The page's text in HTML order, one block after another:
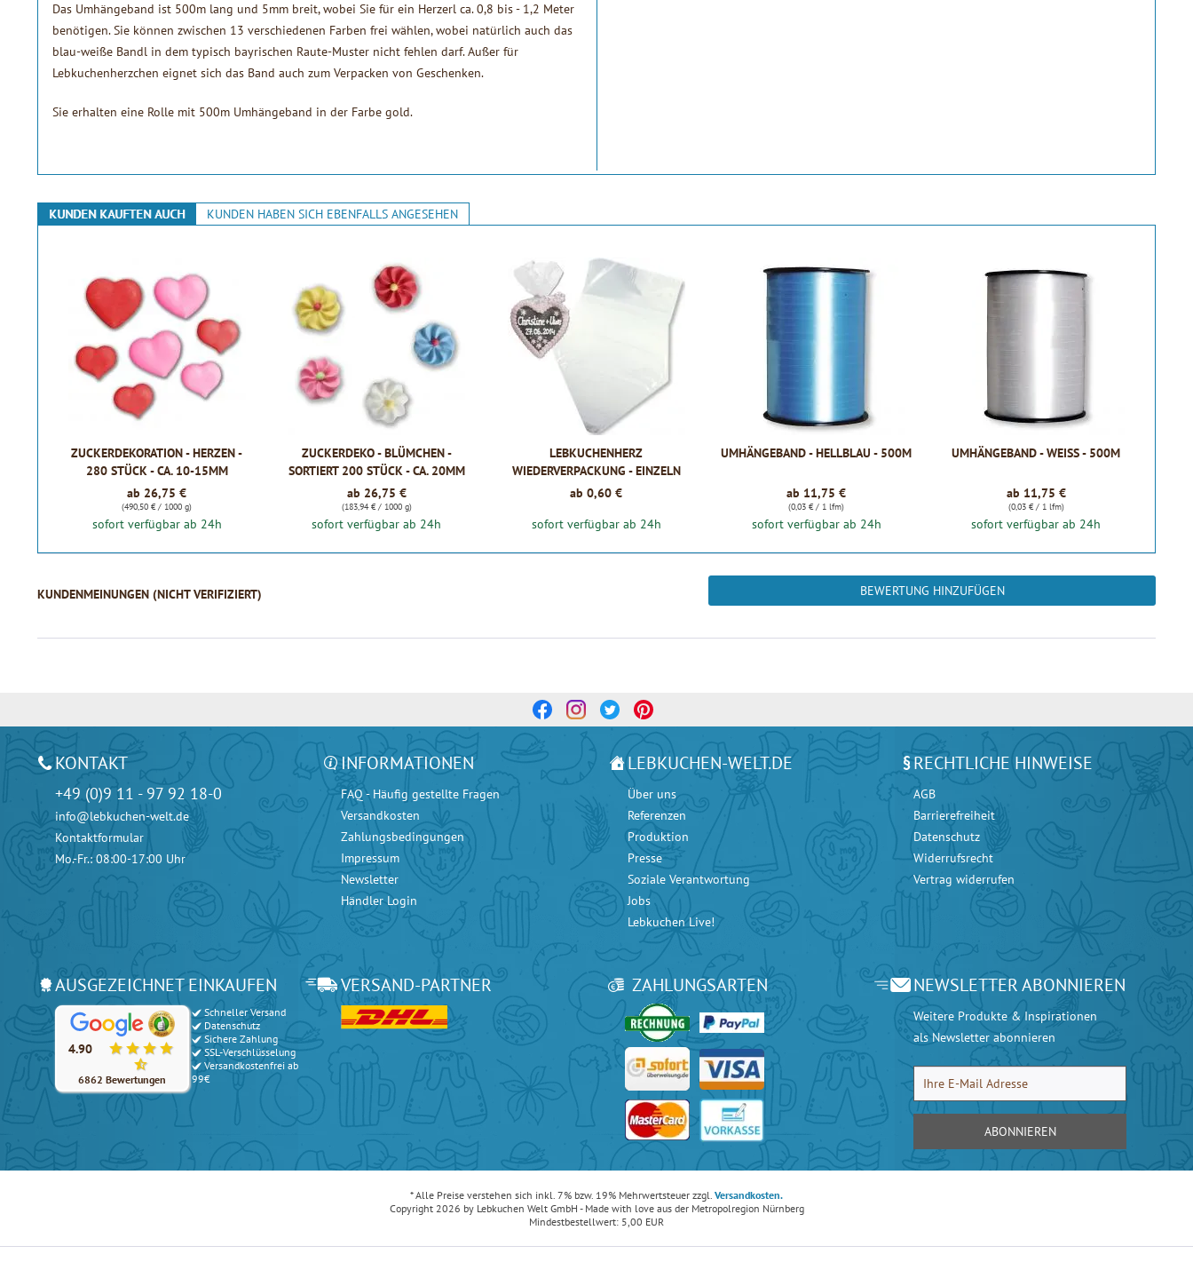
Das Umhängeband ist 500m lang und 5mm breit, wobei Sie für ein Herzerl ca. 0,8 bis - 1,2 Meter
benötigen. Sie können zwischen 13 verschiedenen Farben frei wählen, wobei natürlich auch das
blau-weiße Bandl in dem typisch bayrischen Raute-Muster nicht fehlen darf. Außer für
Lebkuchenherzchen eignet sich das Band auch zum Verpacken von Geschenken.
Sie erhalten eine Rolle mit 500m Umhängeband in der Farbe gold.
KUNDEN KAUFTEN AUCH KUNDEN HABEN SICH EBENFALLS ANGESEHEN
ZUCKERDEKORATION - HERZEN -
280 STÜCK - CA. 10-15MM
ab 26,75 €
(490,50 € / 1000 g)
sofort verfügbar ab 24h
ZUCKERDEKO - BLÜMCHEN -
SORTIERT 200 STÜCK - CA. 20MM
ab 26,75 €
(183,94 € / 1000 g)
sofort verfügbar ab 24h
LEBKUCHENHERZ
WIEDERVERPACKUNG - EINZELN
ab 0,60 €
sofort verfügbar ab 24h
UMHÄNGEBAND - HELLBLAU - 500M
ab 11,75 €
(0,03 € / 1 lfm)
sofort verfügbar ab 24h
UMHÄNGEBAND - WEISS - 500M
ab 11,75 €
(0,03 € / 1 lfm)
sofort verfügbar ab 24h
KUNDENMEINUNGEN (NICHT VERIFIZIERT) BEWERTUNG HINZUFÜGEN
KONTAKT
+49 (0)9 11 - 97 92 18-0
info@lebkuchen-welt.de
Kontaktformular
Mo.-Fr.: 08:00-17:00 Uhr
INFORMATIONEN
FAQ - Häufig gestellte Fragen
Versandkosten
Zahlungsbedingungen
Impressum
Newsletter
Händler Login
LEBKUCHEN-WELT.DE
Über uns
Referenzen
Produktion
Presse
Soziale Verantwortung
Jobs
Lebkuchen Live!
RECHTLICHE HINWEISE
AGB
Barrierefreiheit
Datenschutz
Widerrufsrecht
Vertrag widerrufen
AUSGEZEICHNET EINKAUFEN
Unsere Kunden bewerten unsere Produkte und unseren Service beiGoogle mit 4.90 / 5 Sternen und beieKomimit 4.80 / 5 Sternen.
4.90
6862 Bewertungen
Schneller Versand
Datenschutz
Sichere Zahlung
SSL-Verschlüsselung
Versandkostenfrei ab
99€
VERSAND-PARTNER ZAHLUNGSARTEN NEWSLETTER ABONNIEREN
Weitere Produkte & Inspirationen
als Newsletter abonnieren
ABONNIEREN
* Alle Preise verstehen sich inkl. 7% bzw. 19% Mehrwertsteuer zzgl. Versandkosten.
Copyright 2026 by Lebkuchen Welt GmbH - Made with love aus der Metropolregion Nürnberg
Mindestbestellwert: 5,00 EUR